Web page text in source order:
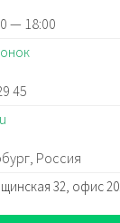
— 18:00
45
Россия
32, офис